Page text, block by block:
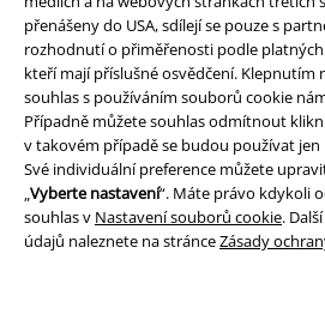
přenášeny do USA, sdílejí se pouze s
rozhodnutí o přiměřenosti podle
kteří mají příslušné osvědčení. Klepnutím
souhlas s používáním souborů cookie
Případně můžete souhlas odmítnout
v takovém případě se budou používat
Své individuální preference můžete
„Vyberte nastavení“. Máte právo kdykoli
souhlas v Nastavení souborů cookie.
údajů naleznete na stránceZásady
Likvidace odpadu a ochrana životního
Prohlášení o shodě
Informace o přístupnosti
Nastavení souborů cookie
Odstoupení od smlouvy